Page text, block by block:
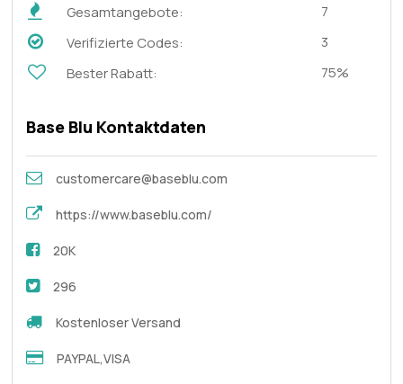
Gesamtangebote:
7
Verifizierte Codes:
3
Bester Rabatt:
75%
Base Blu Kontaktdaten
customercare@baseblu.com
https://www.baseblu.com/
20K
296
Kostenloser Versand
PAYPAL,VISA